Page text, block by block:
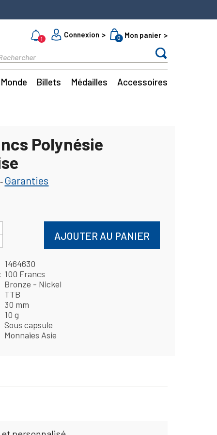
1
Connexion 0 Mon panier
Monde Billets Médailles Accessoires
Polynésie
Garanties
AJOUTER AU PANIER
1464630
100 Francs
Bronze - Nickel
TTB
30 mm
10 g
Sous capsule
Monnaies Asie